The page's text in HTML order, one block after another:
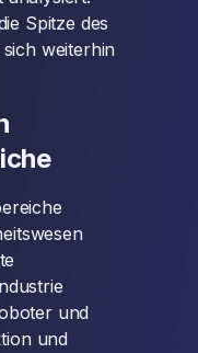
Spitze des
weiterhin
und
und